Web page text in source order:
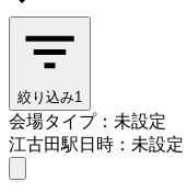
絞り込み1
会場タイプ：未設定
江古田駅日時：未設定